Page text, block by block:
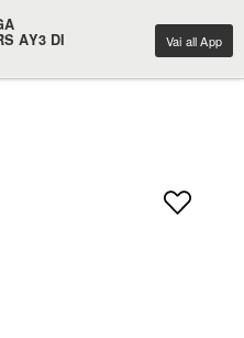
AY3 DI Vai all App